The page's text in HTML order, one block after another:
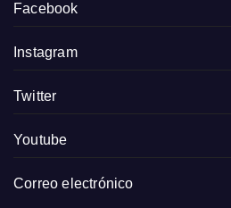
Facebook
Instagram
Twitter
Youtube
Correo electrónico